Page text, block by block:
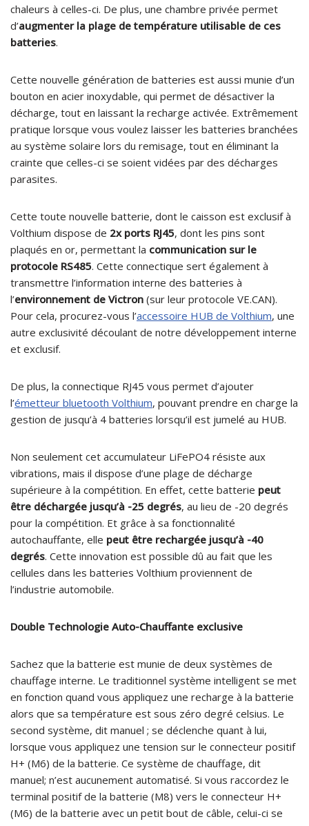
chaleurs à celles-ci. De plus, une chambre privée permet
d’augmenter la plage de température utilisable de ces
batteries.
Cette nouvelle génération de batteries est aussi munie d’un
bouton en acier inoxydable, qui permet de désactiver la
décharge, tout en laissant la recharge activée. Extrêmement
pratique lorsque vous voulez laisser les batteries branchées
au système solaire lors du remisage, tout en éliminant la
crainte que celles-ci se soient vidées par des décharges
parasites.
Cette toute nouvelle batterie, dont le caisson est exclusif à
Volthium dispose de 2x ports RJ45, dont les pins sont
plaqués en or, permettant la communication sur le
protocole RS485. Cette connectique sert également à
transmettre l’information interne des batteries à
l’environnement de Victron (sur leur protocole VE.CAN).
Pour cela, procurez-vous l’accessoire HUB de Volthium, une
autre exclusivité découlant de notre développement interne
et exclusif.
De plus, la connectique RJ45 vous permet d’ajouter
l’émetteur bluetooth Volthium, pouvant prendre en charge la
gestion de jusqu’à 4 batteries lorsqu’il est jumelé au HUB.
Non seulement cet accumulateur LiFePO4 résiste aux
vibrations, mais il dispose d’une plage de décharge
supérieure à la compétition. En effet, cette batterie peut
être déchargée jusqu’à -25 degrés, au lieu de -20 degrés
pour la compétition. Et grâce à sa fonctionnalité
autochauffante, elle peut être rechargée jusqu’à -40
degrés. Cette innovation est possible dû au fait que les
cellules dans les batteries Volthium proviennent de
l’industrie automobile.
Double Technologie Auto-Chauffante exclusive
Sachez que la batterie est munie de deux systèmes de
chauffage interne. Le traditionnel système intelligent se met
en fonction quand vous appliquez une recharge à la batterie
alors que sa température est sous zéro degré celsius. Le
second système, dit manuel ; se déclenche quant à lui,
lorsque vous appliquez une tension sur le connecteur positif
H+ (M6) de la batterie. Ce système de chauffage, dit
manuel; n’est aucunement automatisé. Si vous raccordez le
terminal positif de la batterie (M8) vers le connecteur H+
(M6) de la batterie avec un petit bout de câble, celui-ci se